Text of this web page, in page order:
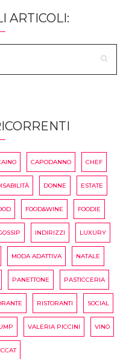
ARTICOLI:
CAPODANNO CHEF
DONNE ESTATE
FOOD&WINE FOODIE
INDIRIZZI LUXURY
MODA ADATTIVA NATALE
PANETTONE PASTICCERIA
RISTORANTI SOCIAL
VALERIA PICCINI VINO